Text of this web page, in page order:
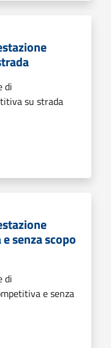
di
su strada
senza scopo
di
e senza